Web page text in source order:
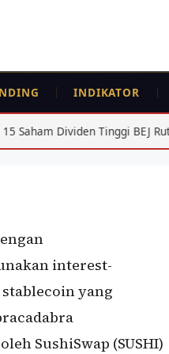
INDIKATOR
BEJ Rutin 4 Tahun
interest-
yang
SushiSwap (SUSHI)